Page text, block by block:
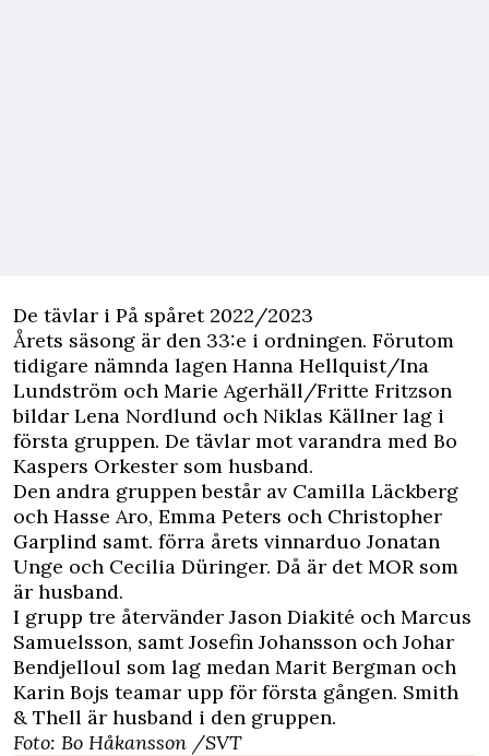
De tävlar i På spåret 2022/2023
Årets säsong är den 33:e i ordningen. Förutom
tidigare nämnda lagen Hanna Hellquist/Ina
Lundström och Marie Agerhäll/Fritte Fritzson
bildar Lena Nordlund och Niklas Källner lag i
första gruppen. De tävlar mot varandra med Bo
Kaspers Orkester som husband.
Den andra gruppen består av Camilla Läckberg
och Hasse Aro, Emma Peters och Christopher
Garplind samt. förra årets vinnarduo Jonatan
Unge och Cecilia Düringer. Då är det MOR som
är husband.
I grupp tre återvänder Jason Diakité och Marcus
Samuelsson, samt Josefin Johansson och Johar
Bendjelloul som lag medan Marit Bergman och
Karin Bojs teamar upp för första gången. Smith
& Thell är husband i den gruppen.
Foto: Bo Håkansson /SVT